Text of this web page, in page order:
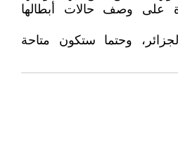
على وصف حالات أبطالها
وحتما ستكون متاحة